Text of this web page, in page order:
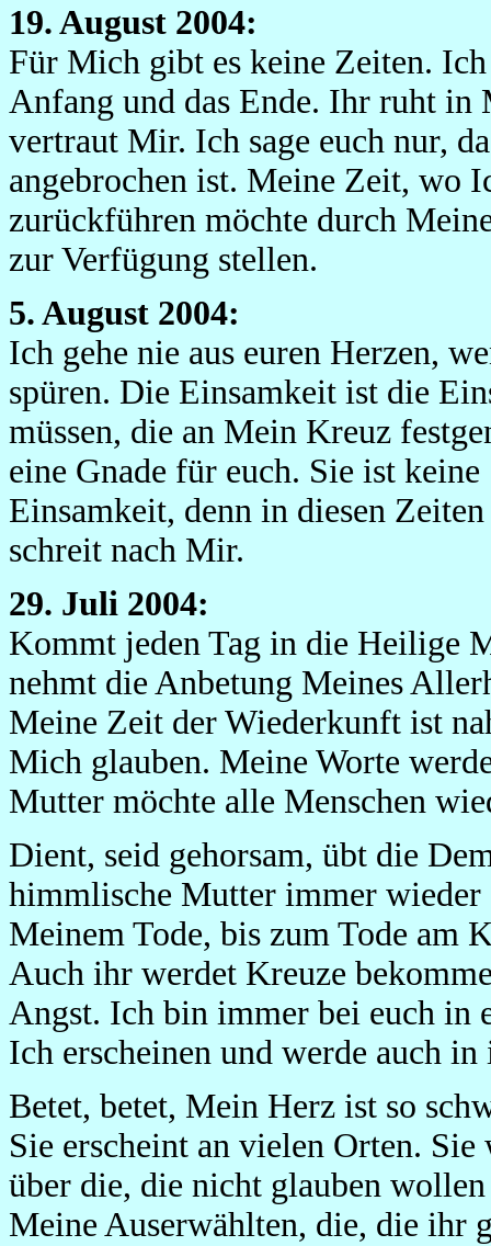
19. August 2004:
Für Mich gibt es keine Zeiten.
Anfang und das Ende. Ihr ruht in
vertraut Mir. Ich sage euch nur,
angebrochen ist. Meine Zeit, wo
zurückführen möchte durch
zur Verfügung stellen.
5. August 2004:
Ich gehe nie aus euren Herzen,
spüren. Die Einsamkeit ist die
müssen, die an Mein Kreuz
eine Gnade für euch. Sie ist
Einsamkeit, denn in diesen
schreit nach Mir.
29. Juli 2004:
Kommt jeden Tag in die Heilige
nehmt die Anbetung Meines
Meine Zeit der Wiederkunft ist
Mich glauben. Meine Worte
Mutter möchte alle Menschen
Dient, seid gehorsam, übt die
himmlische Mutter immer wieder
Meinem Tode, bis zum Tode am
Auch ihr werdet Kreuze
Angst. Ich bin immer bei euch in
Ich erscheinen und werde auch in
Betet, betet, Mein Herz ist so
Sie erscheint an vielen Orten.
über die, die nicht glauben
Meine Auserwählten, die, die ihr